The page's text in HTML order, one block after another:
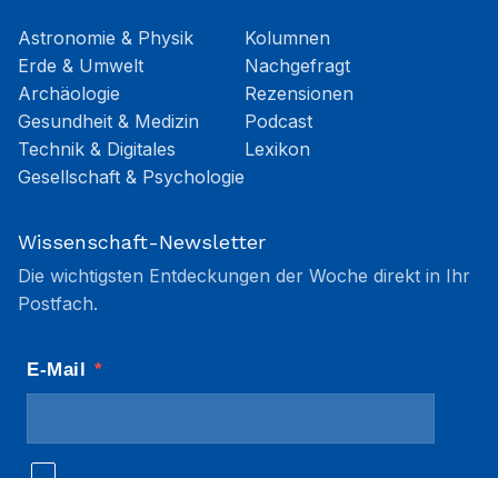
Astronomie & Physik
Erde & Umwelt
Archäologie
Gesundheit & Medizin
Technik & Digitales
Gesellschaft & Psychologie
Kolumnen
Nachgefragt
Rezensionen
Podcast
Lexikon
Wissenschaft-Newsletter
Die wichtigsten Entdeckungen der Woche direkt in Ihr
Postfach.